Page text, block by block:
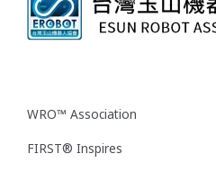
WRO™ Association
FIRST® Inspires